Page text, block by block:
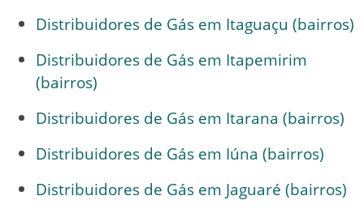
Distribuidores de Gás em Itaguaçu (bairros)
Distribuidores de Gás em Itapemirim
(bairros)
Distribuidores de Gás em Itarana (bairros)
Distribuidores de Gás em Iúna (bairros)
Distribuidores de Gás em Jaguaré (bairros)